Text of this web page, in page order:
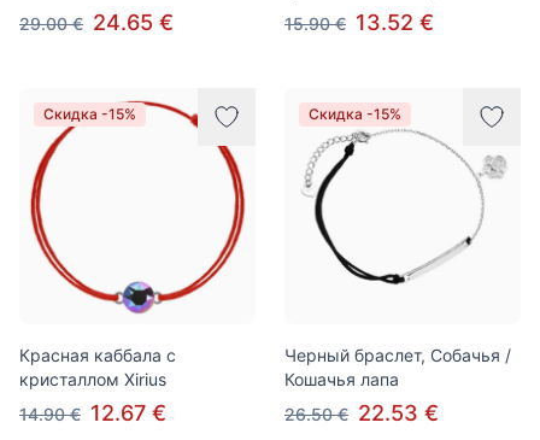
29.00 € 24.65 €
15.90 € 13.52 €
Скидка -15%
Красная каббала с
кристаллом Xirius
14.90 € 12.67 €
Скидка -15%
Черный браслет, Собачья /
Кошачья лапа
26.50 € 22.53 €